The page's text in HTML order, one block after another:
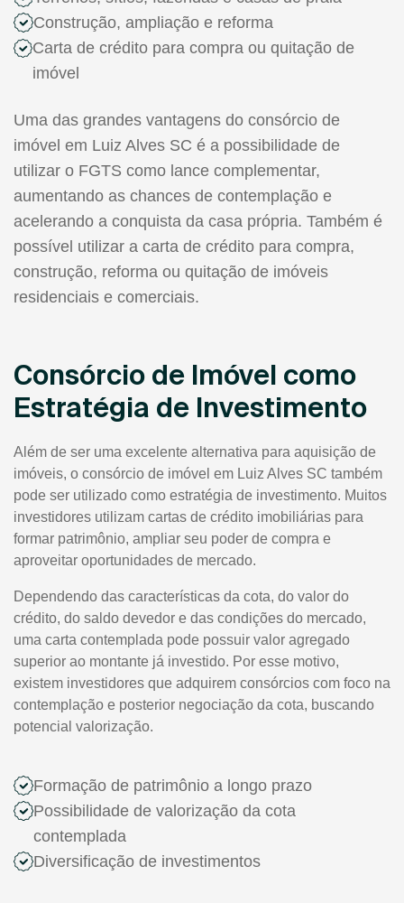
Construção, ampliação e reforma
Carta de crédito para compra ou quitação de
imóvel
Uma das grandes vantagens do consórcio de
imóvel em Luiz Alves SC é a possibilidade de
utilizar o FGTS como lance complementar,
aumentando as chances de contemplação e
acelerando a conquista da casa própria. Também é
possível utilizar a carta de crédito para compra,
construção, reforma ou quitação de imóveis
residenciais e comerciais.
Consórcio de Imóvel como
Estratégia de Investimento
Além de ser uma excelente alternativa para aquisição de
imóveis, o consórcio de imóvel em Luiz Alves SC também
pode ser utilizado como estratégia de investimento. Muitos
investidores utilizam cartas de crédito imobiliárias para
formar patrimônio, ampliar seu poder de compra e
aproveitar oportunidades de mercado.
Dependendo das características da cota, do valor do
crédito, do saldo devedor e das condições do mercado,
uma carta contemplada pode possuir valor agregado
superior ao montante já investido. Por esse motivo,
existem investidores que adquirem consórcios com foco na
contemplação e posterior negociação da cota, buscando
potencial valorização.
Formação de patrimônio a longo prazo
Possibilidade de valorização da cota
contemplada
Diversificação de investimentos